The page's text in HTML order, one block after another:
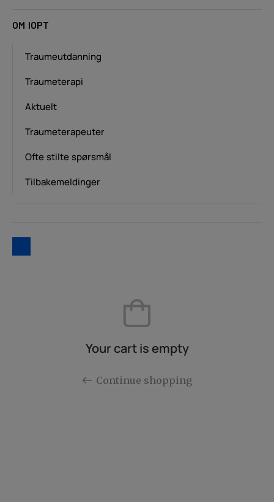
OM IOPT
Traumeutdanning
Traumeterapi
Aktuelt
Traumeterapeuter
Ofte stilte spørsmål
Tilbakemeldinger
Your cart is empty
Continue shopping